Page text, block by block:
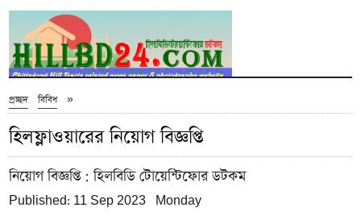
প্রচ্ছদ »
বিবিধ
হিলফ্লাওয়ারের নিয়োগ বিজ্ঞপ্তি
নিয়োগ বিজ্ঞপ্তি: হিলবিডি টোয়েন্টিফোর ডটকম
Published: 11 Sep 2023 Monday